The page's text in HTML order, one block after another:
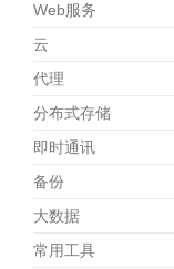
Web服务
云
代理
分布式存储
即时通讯
备份
大数据
常用工具